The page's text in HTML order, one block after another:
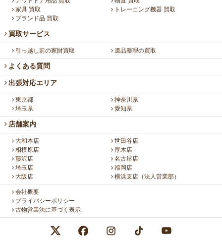
家具 買取
トレーニング機器 買取
ブランド品 買取
買取サービス
引っ越し前の家財買取 遺品整理の買取
よくある質問
出張対応エリア
東京都
神奈川県
埼玉県
愛知県
店舗案内
大和本店
世田谷店
相模原店
厚木店
藤沢店
名古屋店
埼玉店
福岡店
大阪店
横浜支店（法人営業部）
会社概要
プライバシーポリシー
古物営業法に基づく表示